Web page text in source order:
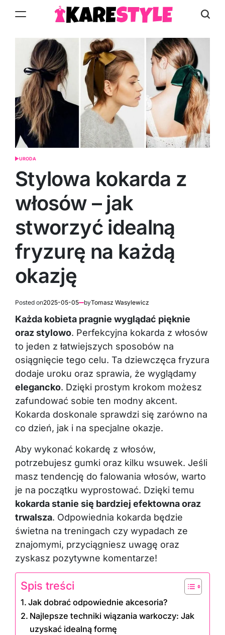
POSTED
URODA
Stylowa kokarda z
włosów – jak
stworzyć idealną
fryzurę na każdą
okazję
Posted on2025-05-05 byTomasz Wasylewicz
Każda kobieta pragnie wyglądać pięknie
oraz stylowo. Perfekcyjna kokarda z włosów
to jeden z łatwiejszych sposobów na
osiągnięcie tego celu. Ta dziewczęca fryzura
dodaje uroku oraz sprawia, że wyglądamy
elegancko. Dzięki prostym krokom możesz
zafundować sobie ten modny akcent.
Kokarda doskonale sprawdzi się zarówno na
co dzień, jak i na specjalne okazje.
Aby wykonać kokardę z włosów,
potrzebujesz gumki oraz kilku wsuwek. Jeśli
masz tendencję do falowania włosów, warto
je na początku wyprostować. Dzięki temu
kokarda stanie się bardziej efektowna oraz
trwalsza. Odpowiednia kokarda będzie
świetna na treningach czy wypadach ze
znajomymi, przyciągniesz uwagę oraz
zyskasz pozytywne komentarze!
Spis treści
Jak dobrać odpowiednie akcesoria?
Najlepsze techniki wiązania warkoczy: Jak
uzyskać idealną formę